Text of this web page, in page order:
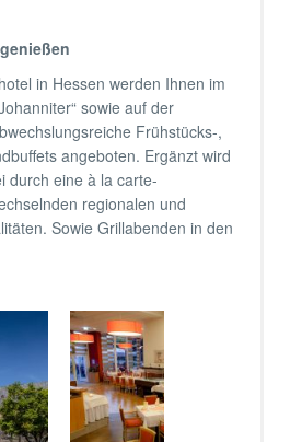
in Hessen werden Ihnen im
sowie auf der
Frühstücks-,
angeboten. Ergänzt wird
durch eine à la carte-
regionalen und
Sowie Grillabenden in den